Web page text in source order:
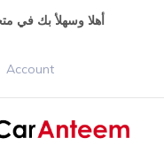
أهلا وسهلأ بك في
Account